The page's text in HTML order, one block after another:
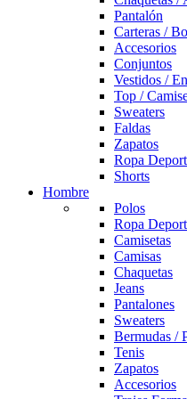
Pantalón
Carteras /
Accesorios
Conjuntos
Vestidos /
Top /
Sweaters
Faldas
Zapatos
Ropa
Shorts
Hombre
Polos
Ropa
Camisetas
Camisas
Chaquetas
Jeans
Pantalones
Sweaters
Bermudas /
Tenis
Zapatos
Accesorios